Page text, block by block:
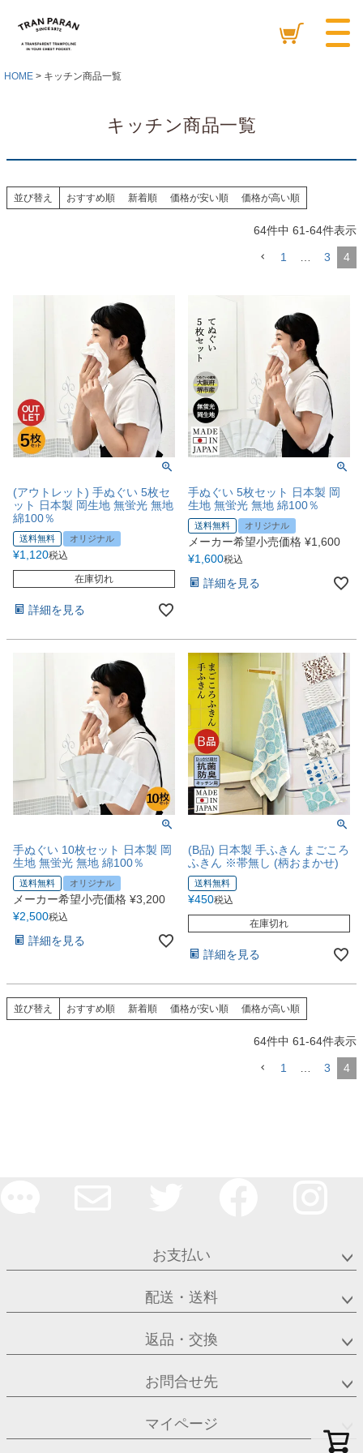
HOME キッチン商品一覧
キッチン商品一覧
並び替え おすすめ順 新着順 価格が安い順 価格が高い順
64件中 61-64件表示
1 … 3 4
(アウトレット) 手ぬぐい 5枚セ
ット 日本製 岡生地 無蛍光 無地
綿100％
送料無料 オリジナル
¥1,120税込
在庫切れ
詳細を見る
手ぬぐい 5枚セット 日本製 岡
生地 無蛍光 無地 綿100％
送料無料 オリジナル
メーカー希望小売価格 ¥1,600
¥1,600税込
詳細を見る
手ぬぐい 10枚セット 日本製 岡
生地 無蛍光 無地 綿100％
送料無料 オリジナル
メーカー希望小売価格 ¥3,200
¥2,500税込
詳細を見る
(B品) 日本製 手ふきん まごころ
ふきん ※帯無し (柄おまかせ)
送料無料
¥450税込
在庫切れ
詳細を見る
並び替え おすすめ順 新着順 価格が安い順 価格が高い順
64件中 61-64件表示
1 3 4
お支払い
配送・送料
返品・交換
お問合せ先
マイページ